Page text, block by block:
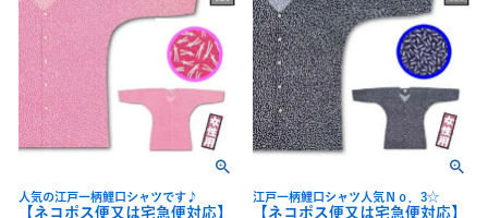
人気の江戸一柄鯉口シャツです♪
【ネコポス便又は宅急便対応】
江戸一柄鯉口シャツ人気Ｎｏ．3☆
【ネコポス便又は宅急便対応】